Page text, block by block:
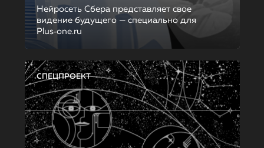
Нейросеть Сбера представляет свое
видение будущего — специально для
Plus‑one.ru
СПЕЦПРОЕКТ